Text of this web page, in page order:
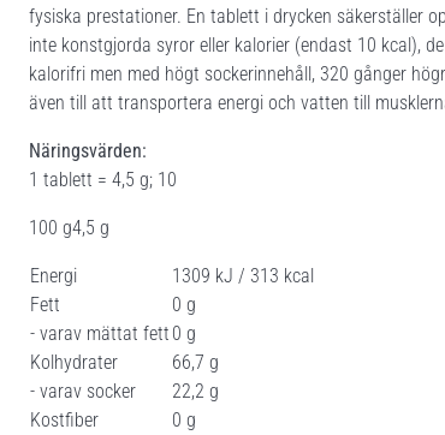
fysiska prestationer. En tablett i drycken säkerställer
inte konstgjorda syror eller kalorier (endast 10 kcal),
kalorifri men med högt sockerinnehåll, 320 gånger
även till att transportera energi och vatten till
Näringsvärden:
1 tablett = 4,5 g; 10
100 g4,5 g
Energi
1309 kJ / 313 kcal
Fett
0 g
- varav mättat fett 0 g
Kolhydrater
66,7 g
- varav socker
22,2 g
Kostfiber
0 g